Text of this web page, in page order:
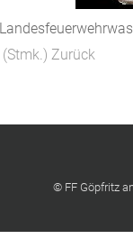
Zurück
© FF Göpfritz